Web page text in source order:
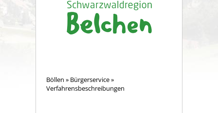
Böllen » Bürgerservice»
Verfahrensbeschreibungen